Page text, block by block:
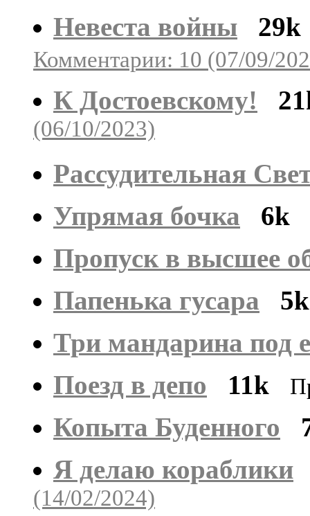
Невеста войны
29k
Комментарии: 10 (07/09/
К Достоевскому!
(06/10/2023)
Рассудительная
Упрямая бочка
6k
Пропуск в высшее
Папенька гусара
5k
Три мандарина под
Поезд в депо
11k
Копыта Буденного
Я делаю кораблики
(14/02/2024)